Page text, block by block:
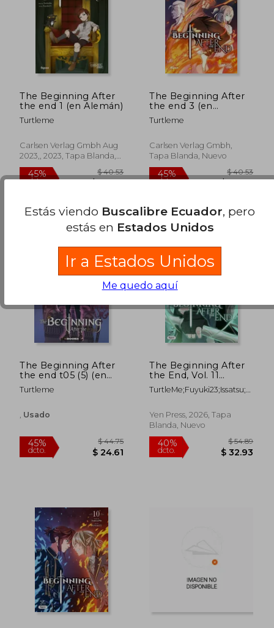
40% 45%
The Beginning After
the end 1 (en Alemán)
Turtleme
Carlsen Verlag Gmbh Aug
2023,, 2023, Tapa Blanda,
Nuevo
45%
The Beginning After
the end 3 (en
Alemán)
Turtleme
Carlsen Verlag Gmbh,
Tapa Blanda, Nuevo
45%
The Beginning After
the end t05 (5) (en
Francés)
Turtleme
Usado
The Beginning After
the End, Vol. 11
(comic) (en Inglés)
TurtleMe;Fuyuki23;issatsu;Erin
Yen Press, 2026, Tapa
Blanda, Nuevo
Estás viendo Buscalibre Ecuador, pero
estás en Estados Unidos
Ir a Estados Unidos
Me quedo aquí